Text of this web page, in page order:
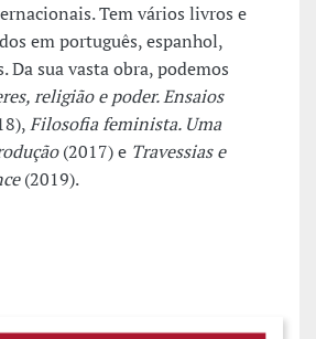
Tem vários livros e
em português, espanhol,
Da sua vasta obra, podemos
religião e poder. Ensaios
Filosofia feminista. Uma
(2017) e Travessias e
(2019).